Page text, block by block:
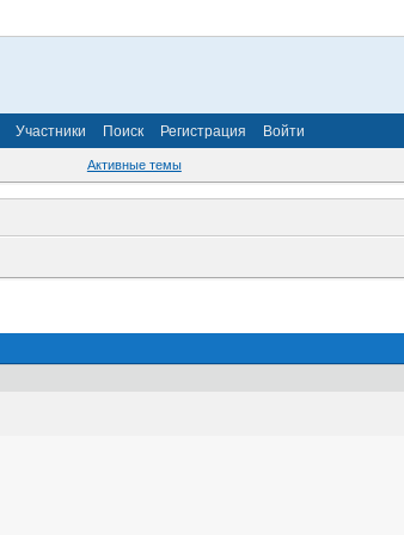
Участники Поиск Регистрация Войти
Активные темы